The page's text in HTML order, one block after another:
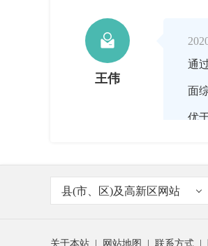

王伟
通
面
优

主持人
县(市、区)及高新区网站
关于本站 网站地图 联系方式